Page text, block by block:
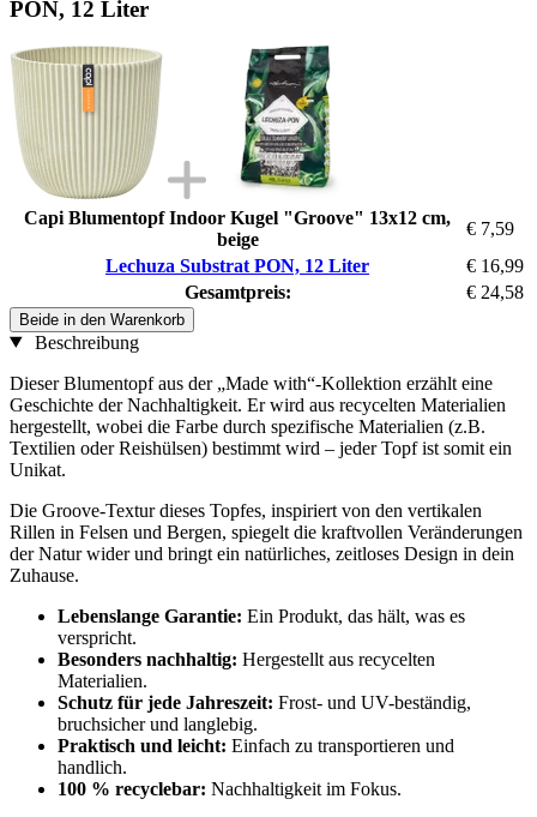
PON, 12 Liter
Capi Blumentopf Indoor Kugel "Groove" 13x12 cm,
beige
€ 7,59
Lechuza Substrat PON, 12 Liter
€ 16,99
Gesamtpreis:
€ 24,58
Beide in den Warenkorb
Beschreibung
Dieser Blumentopf aus der „Made with“-Kollektion erzählt eine
Geschichte der Nachhaltigkeit. Er wird aus recycelten Materialien
hergestellt, wobei die Farbe durch spezifische Materialien (z.B.
Textilien oder Reishülsen) bestimmt wird – jeder Topf ist somit ein
Unikat.
Die Groove-Textur dieses Topfes, inspiriert von den vertikalen
Rillen in Felsen und Bergen, spiegelt die kraftvollen Veränderungen
der Natur wider und bringt ein natürliches, zeitloses Design in dein
Zuhause.
Lebenslange Garantie: Ein Produkt, das hält, was es
verspricht.
Besonders nachhaltig: Hergestellt aus recycelten
Materialien.
Schutz für jede Jahreszeit: Frost- und UV-beständig,
bruchsicher und langlebig.
Praktisch und leicht: Einfach zu transportieren und
handlich.
100 % recyclebar: Nachhaltigkeit im Fokus.